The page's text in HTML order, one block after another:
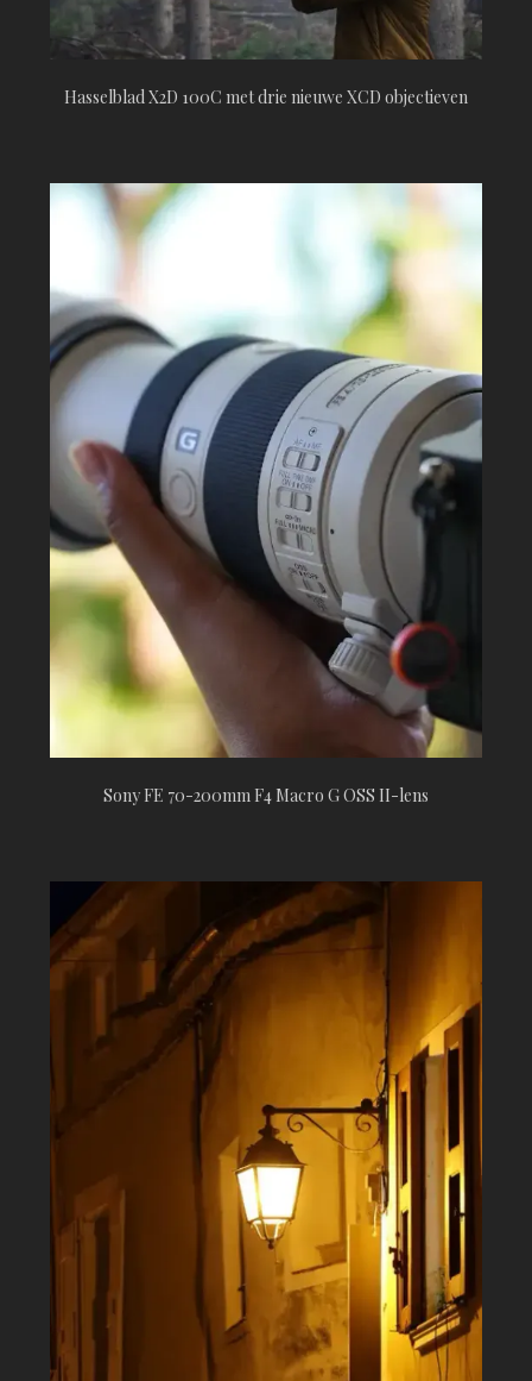
Hasselblad X2D 100C met drie nieuwe XCD objectieven
Sony FE 70-200mm F4 Macro G OSS II-lens